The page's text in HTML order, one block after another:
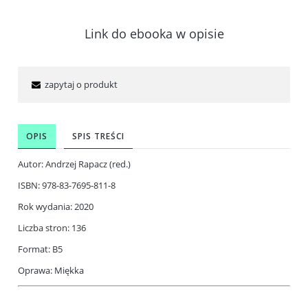
Link do ebooka w opisie
zapytaj o produkt
OPIS SPIS TREŚCI
Autor: Andrzej Rapacz (red.)
ISBN: 978-83-7695-811-8
Rok wydania: 2020
Liczba stron: 136
Format: B5
Oprawa: Miękka